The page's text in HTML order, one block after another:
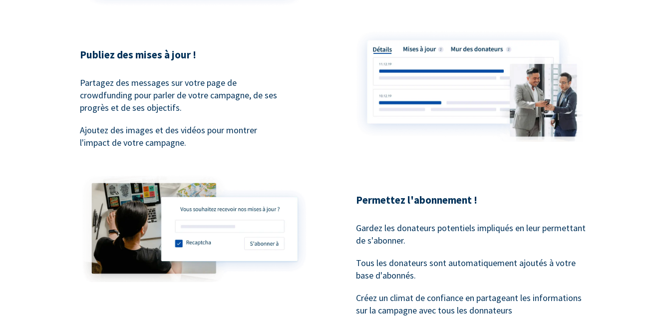
Publiez des mises à jour !
Partagez des messages sur votre page de
crowdfunding pour parler de votre campagne, de ses
progrès et de ses objectifs.
Ajoutez des images et des vidéos pour montrer
l'impact de votre campagne.
Permettez l'abonnement !
Gardez les donateurs potentiels impliqués en leur permettant
de s'abonner.
Tous les donateurs sont automatiquement ajoutés à votre
base d'abonnés.
Créez un climat de confiance en partageant les informations
sur la campagne avec tous les donnateurs